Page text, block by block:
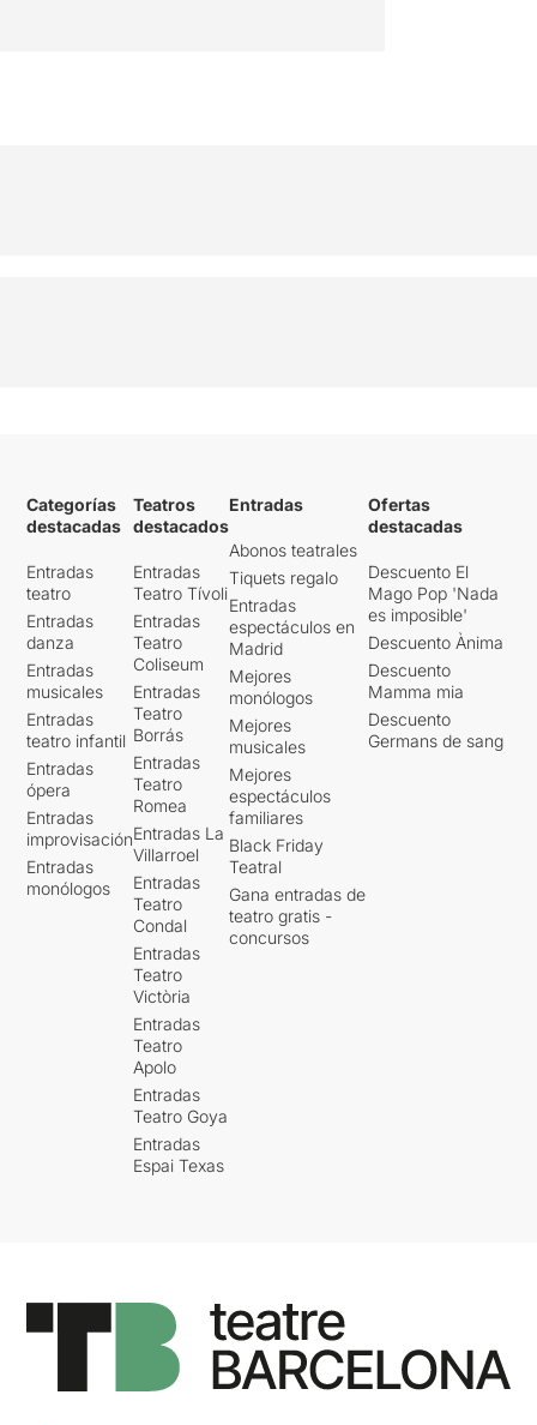
Categorías
destacadas
Entradas
teatro
Entradas
danza
Entradas
musicales
Entradas
teatro infantil
Entradas
ópera
Entradas
improvisación
Entradas
monólogos
Teatros
destacados
Entradas
Teatro Tívoli
Entradas
Teatro
Coliseum
Entradas
Teatro
Borrás
Entradas
Teatro
Romea
Entradas La
Villarroel
Entradas
Teatro
Condal
Entradas
Teatro
Victòria
Entradas
Teatro
Apolo
Entradas
Teatro Goya
Entradas
Espai Texas
Entradas
Abonos teatrales
Tiquets regalo
Entradas
espectáculos en
Madrid
Mejores
monólogos
Mejores
musicales
Mejores
espectáculos
familiares
Black Friday
Teatral
Gana entradas de
teatro gratis -
concursos
Ofertas
destacadas
Descuento El
Mago Pop 'Nada
es imposible'
Descuento Ànima
Descuento
Mamma mia
Descuento
Germans de sang